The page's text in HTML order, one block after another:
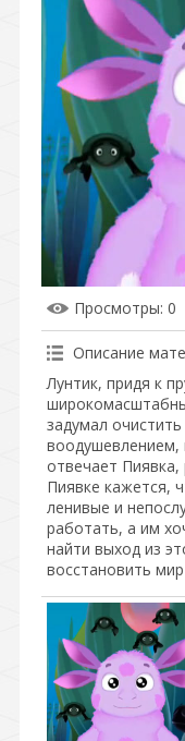
Просмотры: 0
Описание
Лунтик, придя к
задумал
воодушевлением,
отвечает Пиявка,
Пиявке кажется,
ленивые и
работать, а им
найти выход из
восстановить